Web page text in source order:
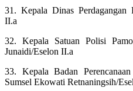
31. Kepala Dinas Perdagangan
II.a
32. Kepala Satuan Polisi
Junaidi/Eselon II.a
33. Kepala Badan
Sumsel Ekowati Retnaningsih/